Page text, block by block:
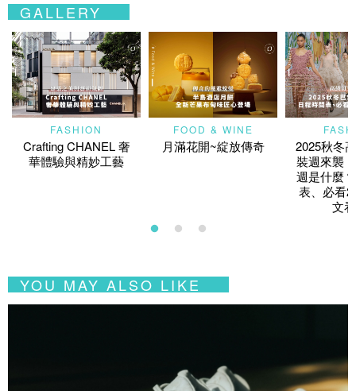
GALLERY
FASHION
Crafting CHANEL 奢
華體驗與精妙工藝
FOOD & WINE
月滿花開~綻放傳奇
2025秋冬
裝週來襲
週是什麼
表、必看
文
YOU MAY ALSO LIKE